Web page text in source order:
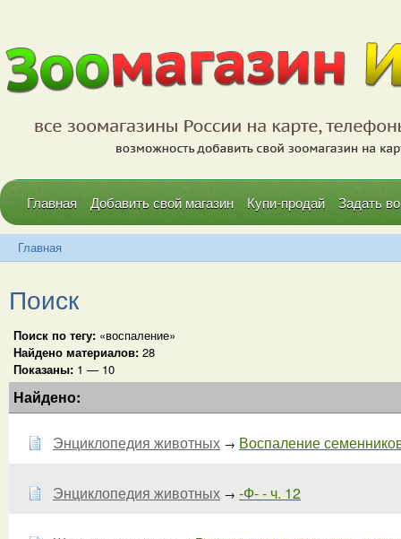
Главная Добавить свой магазин Купи-продай Задать
Главная
Поиск
Поиск по тегу: «воспаление»
Найдено материалов: 28
Показаны: 1 — 10
Найдено:
Энциклопедия животных → Воспаление
Энциклопедия животных → -Ф- - ч. 12